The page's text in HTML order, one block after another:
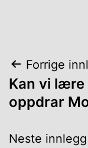
Forrige
Kan vi lære
oppdrar
Neste innlegg